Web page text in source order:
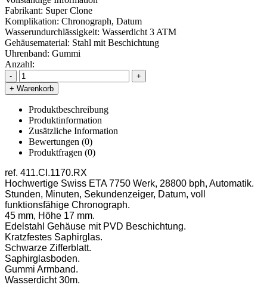
Fabrikant: Super Clone
Komplikation: Chronograph, Datum
Wasserundurchlässigkeit: Wasserdicht 3 ATM
Gehäusematerial: Stahl mit Beschichtung
Uhrenband: Gummi
Anzahl:
-
+
+ Warenkorb
Produktbeschreibung
Produktinformation
Zusätzliche Information
Bewertungen (0)
Produktfragen (0)
ref. 411.CI.1170.RX
Hochwertige Swiss ETA 7750 Werk, 28800 bph, Automatik.
Stunden, Minuten, Sekundenzeiger, Datum, voll
funktionsfähige Chronograph.
45 mm, Höhe 17 mm.
Edelstahl Gehäuse mit PVD Beschichtung.
Kratzfestes Saphirglas.
Schwarze Zifferblatt.
Saphirglasboden.
Gummi Armband.
Wasserdicht 30m.